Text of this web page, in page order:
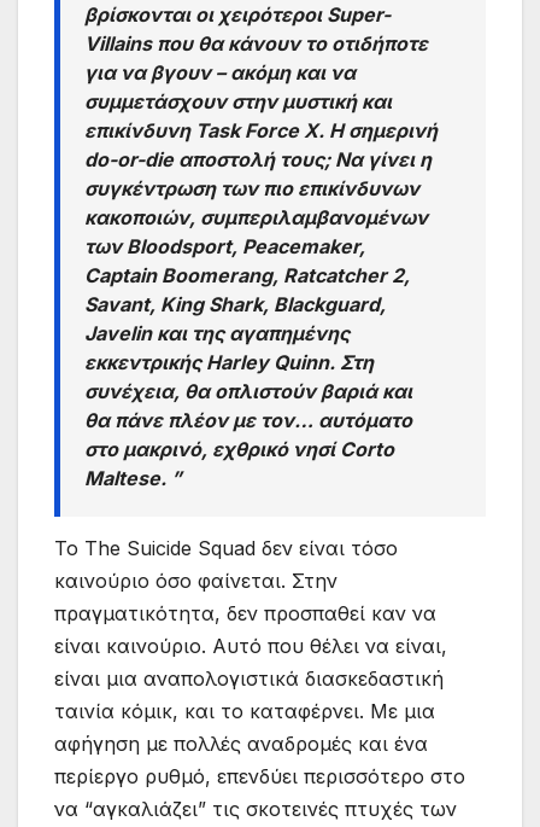
βρίσκονται οι χειρότεροι Super-
Villains που θα κάνουν το οτιδήποτε
για να βγουν – ακόμη και να
συμμετάσχουν στην μυστική και
επικίνδυνη Task Force X. Η σημερινή
do-or-die αποστολή τους; Να γίνει η
συγκέντρωση των πιο επικίνδυνων
κακοποιών, συμπεριλαμβανομένων
των Bloodsport, Peacemaker,
Captain Boomerang, Ratcatcher 2,
Savant, King Shark, Blackguard,
Javelin και της αγαπημένης
εκκεντρικής Harley Quinn. Στη
συνέχεια, θα οπλιστούν βαριά και
θα πάνε πλέον με τον… αυτόματο
στο μακρινό, εχθρικό νησί Corto
Maltese. ”
Το The Suicide Squad δεν είναι τόσο
καινούριο όσο φαίνεται. Στην
πραγματικότητα, δεν προσπαθεί καν να
είναι καινούριο. Αυτό που θέλει να είναι,
είναι μια αναπολογιστικά διασκεδαστική
ταινία κόμικ, και το καταφέρνει. Με μια
αφήγηση με πολλές αναδρομές και ένα
περίεργο ρυθμό, επενδύει περισσότερο στο
να “αγκαλιάζει” τις σκοτεινές πτυχές των